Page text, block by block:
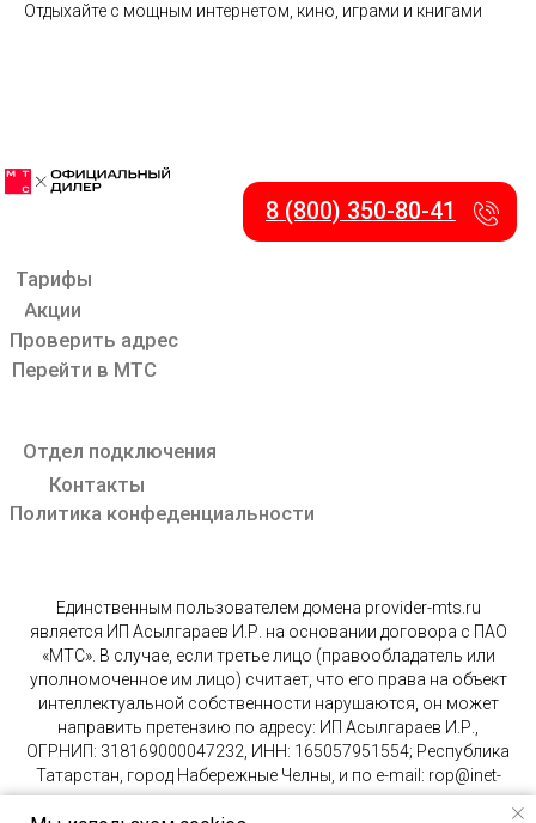
Отдыхайте с мощным интернетом, кино, играми и книгами
Единственным пользователем домена provider-mts.ru
является ИП Асылгараев И.Р. на основании договора с ПАО
«МТС». В случае, если третье лицо (правообладатель или
уполномоченное им лицо) считает, что его права на объект
интеллектуальной собственности нарушаются, он может
направить претензию по адресу: ИП Асылгараев И.Р.,
ОГРНИП: 318169000047232, ИНН: 165057951554; Республика
Татарстан, город Набережные Челны, и по e-mail: rop@inet-
ru.ru.